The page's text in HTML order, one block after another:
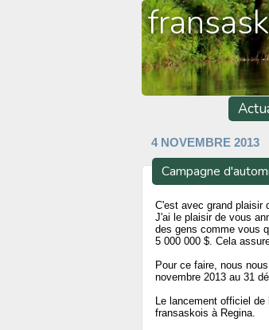
4 NOVEMBRE 2013
Campagne
C'est avec grand plaisir
J'ai le plaisir de vous
des gens comme vous
5 000 000 $. Cela
Pour ce faire, nous
novembre 2013 au 31
Le lancement officiel
fransaskois à Regina.